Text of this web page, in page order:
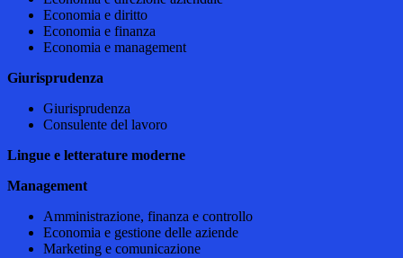
Economia e diritto
Economia e finanza
Economia e management
Giurisprudenza
Giurisprudenza
Consulente del lavoro
Lingue e letterature moderne
Management
Amministrazione, finanza e controllo
Economia e gestione delle aziende
Marketing e comunicazione